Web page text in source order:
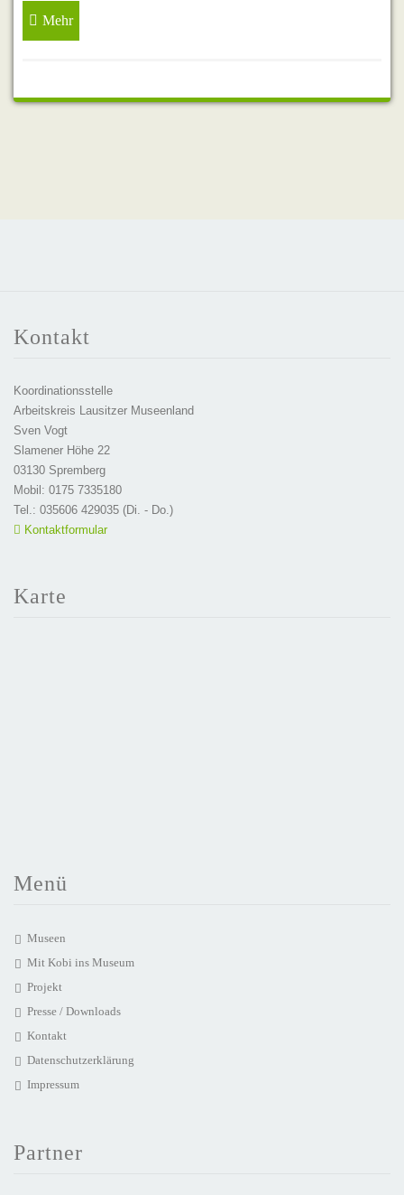
Mehr
Kontakt
Koordinationsstelle
Arbeitskreis Lausitzer Museenland
Sven Vogt
Slamener Höhe 22
03130 Spremberg
Mobil: 0175 7335180
Tel.: 035606 429035 (Di. - Do.)
Kontaktformular
Karte
Menü
Museen
Mit Kobi ins Museum
Projekt
Presse / Downloads
Kontakt
Datenschutzerklärung
Impressum
Partner